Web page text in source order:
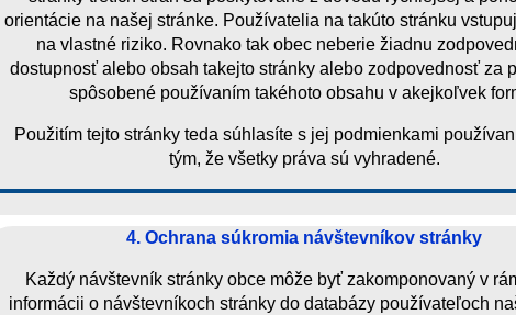
orientácie na našej stránke. Používatelia na takúto stránku
na vlastné riziko. Rovnako tak obec neberie žiadnu
dostupnosť alebo obsah takejto stránky alebo zodpovednosť za
spôsobené používaním takéhoto obsahu v akejkoľvek
Použitím tejto stránky teda súhlasíte s jej podmienkami
tým, že všetky práva sú vyhradené.
4. Ochrana súkromia návštevníkov stránky
Každý návštevník stránky obce môže byť zakomponovaný v
informácii o návštevníkoch stránky do databázy používateľoch